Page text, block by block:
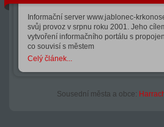
Informační server www.jablonec-
svůj provoz v srpnu roku 2001. Jeho
vytvoření informačního portálu s
co souvisí s městem
Celý článek...
Sousední města a obce: